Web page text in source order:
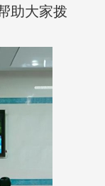
助大家拨